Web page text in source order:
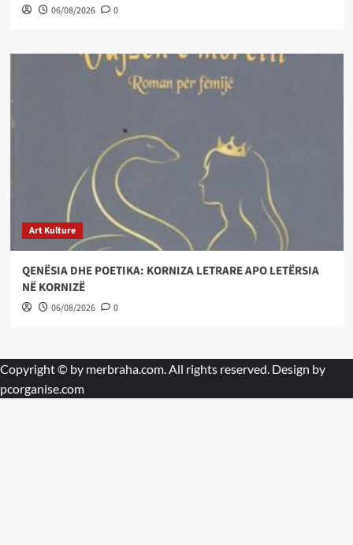
06/08/2026 0
Art Kulture
QENËSIA DHE POETIKA: KORNIZA LETRARE APO LETËRSIA
NË KORNIZË
06/08/2026 0
Copyright © by merbraha.com. All rights reserved. Design by
pcorganise.com